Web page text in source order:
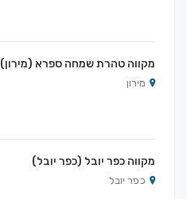
מקווה טהרת שמחה ספרא (מירון)
מירון
מקווה כפר יובל (כפר יובל)
כפר יובל